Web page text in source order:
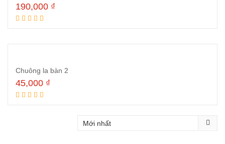
190,000 ₫
Chuông la bàn 2
45,000 ₫